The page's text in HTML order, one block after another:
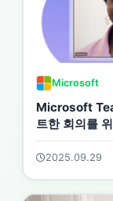
Microsoft
Microsoft
트한 회의를
2025.09.29